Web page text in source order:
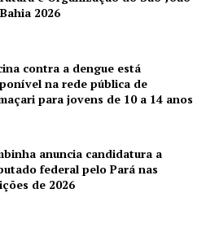
2026
contra a dengue está
na rede pública de
para jovens de 10 a 14 anos
anuncia candidatura a
federal pelo Pará nas
de 2026